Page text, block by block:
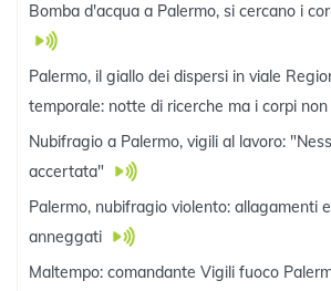
Bomba d'acqua a Palermo, si cercano i
Palermo, il giallo dei dispersi in viale
temporale: notte di ricerche ma i corpi
Nubifragio a Palermo, vigili al lavoro:
accertata"
Palermo, nubifragio violento: allagamenti
anneggati
Maltempo: comandante Vigili fuoco